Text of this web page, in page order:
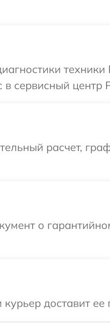
техники
сервисный центр
расчет,
о
доставит ее